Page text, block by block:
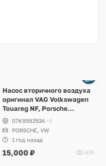
Насос вторичного воздуха
оригинал VAG Volkswagen
Touareg NF, Porsche
Cayenne 958 S Hybrid
07K959253A +3
PORSCHE, VW
1 год назад
15,000 ₽ 439